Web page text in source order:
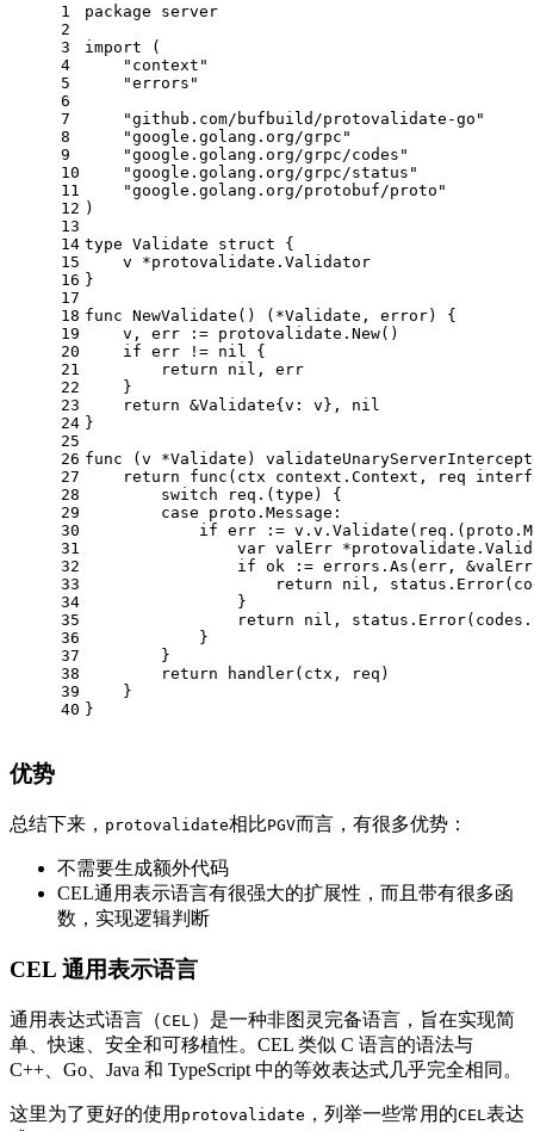
1
2
3
4
5
6
7
8
9
10
11
12
13
14
15
16
17
18
19
20
21
22
23
24
25
26
27
28
29
30
31
32
33
34
35
36
37
38
39
40
package server
import (
"context"
"errors"
"github.com/bufbuild/protovalidate-go"
"google.golang.org/grpc"
"google.golang.org/grpc/codes"
"google.golang.org/grpc/status"
"google.golang.org/protobuf/proto"
)
type Validate struct {
    v *protovalidate.Validator
}
func NewValidate () (*Validate, error) {
    v, err := protovalidate.New()
if err != nil
{
return
nil , err
    }
return &Validate{v: v}, nil
}
func
(v *Validate)
return
func (ctx context.Context, req
switch req.(type ) {
case proto.Message:
if err :=
var valErr
if ok := errors.As(err,
return
nil ,
                }
return
nil ,
            }
        }
return handler(ctx, req)
    }
}
优势
总结下来， protovalidate相比PGV而言，有很多优势：
不需要生成额外代码
CEL通用表示语言有很强大的扩展性，而且带有很多函
数，实现逻辑判断
CEL 通用表示语言
通用表达式语言（CEL ）是一种非图灵完备语言，旨在实现简
单、快速、安全和可移植性。CEL 类似 C 语言的语法与
C++、Go、Java 和 TypeScript 中的等效表达式几乎完全相同。
这里为了更好的使用 protovalidate ，列举一些常用的CEL 表达